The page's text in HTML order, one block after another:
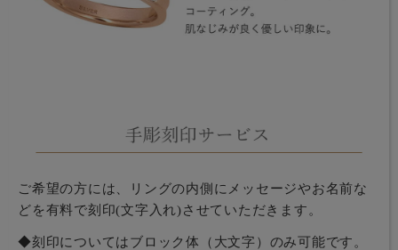
ご希望の方には、リングの内側にメッセージやお名前な
どを有料で刻印(文字入れ)させていただきます。
◆刻印についてはブロック体（大文字）のみ可能です。